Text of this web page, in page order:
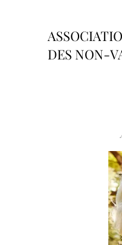
DES NON-